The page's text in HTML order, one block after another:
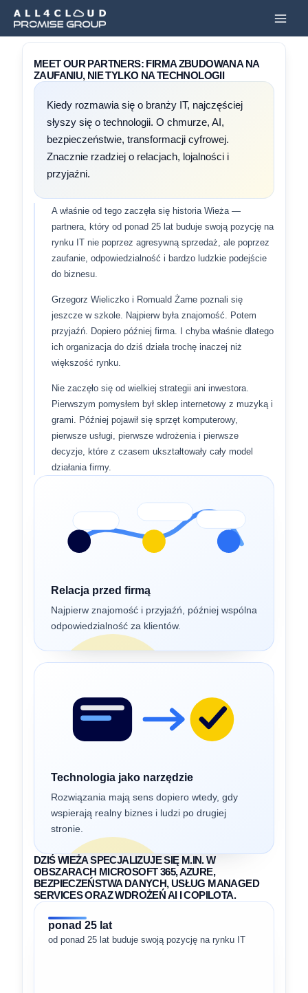
Przejdź
Main
MEET OUR PARTNERS: FIRMA ZBUDOWANA NA
ZAUFANIU, NIE TYLKO NA TECHNOLOGII
Kiedy rozmawia się o branży IT, najczęściej
słyszy się o technologii. O chmurze, AI,
bezpieczeństwie, transformacji cyfrowej.
Znacznie rzadziej o relacjach, lojalności i
przyjaźni.
A właśnie od tego zaczęła się historia Wieża —
partnera, który od ponad 25 lat buduje swoją pozycję na
rynku IT nie poprzez agresywną sprzedaż, ale poprzez
zaufanie, odpowiedzialność i bardzo ludzkie podejście
do biznesu.
Grzegorz Wieliczko i Romuald Żarne poznali się
jeszcze w szkole. Najpierw była znajomość. Potem
przyjaźń. Dopiero później firma. I chyba właśnie dlatego
ich organizacja do dziś działa trochę inaczej niż
większość rynku.
Nie zaczęło się od wielkiej strategii ani inwestora.
Pierwszym pomysłem był sklep internetowy z muzyką i
grami. Później pojawił się sprzęt komputerowy,
pierwsze usługi, pierwsze wdrożenia i pierwsze
decyzje, które z czasem ukształtowały cały model
działania firmy.
Relacja przed firmą
Najpierw znajomość i przyjaźń, później wspólna
odpowiedzialność za klientów.
Technologia jako narzędzie
Rozwiązania mają sens dopiero wtedy, gdy
wspierają realny biznes i ludzi po drugiej
stronie.
DZIŚ WIEŻA SPECJALIZUJE SIĘ M.IN. W
OBSZARACH MICROSOFT 365, AZURE,
BEZPIECZEŃSTWA DANYCH, USŁUG MANAGED
SERVICES ORAZ WDROŻEŃ AI I COPILOTA.
ponad 25 lat
od ponad 25 lat buduje swoją pozycję na rynku IT